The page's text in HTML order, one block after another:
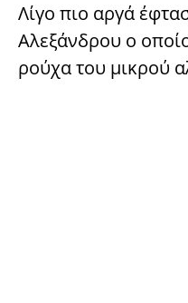
Λίγο πιο αργά
Αλεξάνδρου ο
ρούχα του μικρού